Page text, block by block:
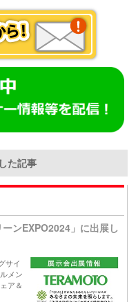
た記事
ンEXPO2024」に出展し
サイ
メン
ア＆